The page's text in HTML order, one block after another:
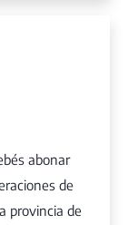
abonar
de
provincia de